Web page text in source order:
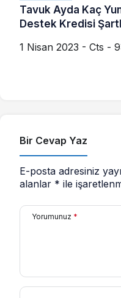
Tavuk Ayda Kaç
Destek Kredisi
1 Nisan 2023 - Cts -
Bir Cevap Yaz
E-posta adresiniz
alanlar * ile
Yorumunuz *